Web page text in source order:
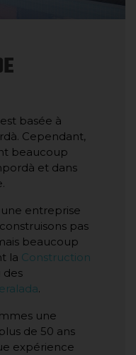
basée à
Cependant,
beaucoup
et dans
entreprise
pas
beaucoup
la Construction
des
.
une
de 50 ans
expérience